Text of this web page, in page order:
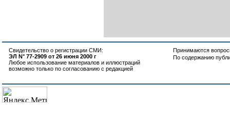
Свидетельство о регистрации СМИ:
ЭЛ N° 77-2909 от 26 июня 2000 г
Любое использование материалов и иллюстраций
возможно только по согласованию с редакцией
Принимаются
По содержанию